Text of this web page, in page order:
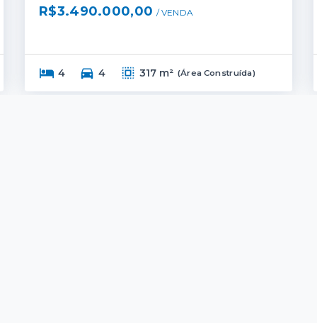
R$3.490.000,00 / VENDA
4 4 317 m² (Área Construída)